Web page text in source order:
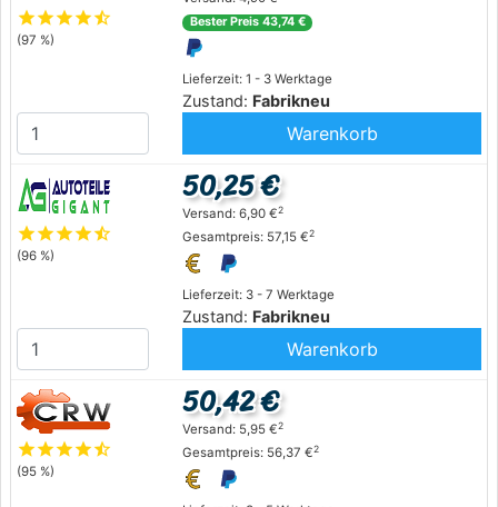
starstarstarstarstar_half
(97 %)
Lieferzeit: 1 - 3 Werktage
Zustand: Fabrikneu
Bester Preis 43,74 €
Warenkorb
starstarstarstarstar_half
(96 %)
Lieferzeit: 3 - 7 Werktage
Zustand: Fabrikneu
50,25 €
Versand: 6,90 €2
Gesamtpreis: 57,15 €2
Warenkorb
starstarstarstarstar_half
(95 %)
50,42 €
Versand: 5,95 €2
Gesamtpreis: 56,37 €2